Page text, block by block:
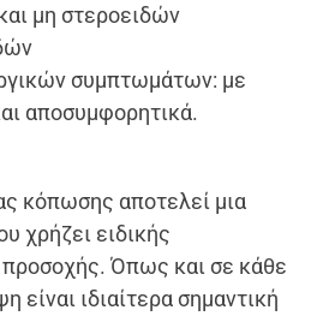
μη στεροειδών
συμπτωμάτων: με
αποσυμφορητικά.
κόπωσης αποτελεί μια
χρήζει ειδικής
προσοχής. Όπως και σε κάθε
είναι ιδιαίτερα σημαντική